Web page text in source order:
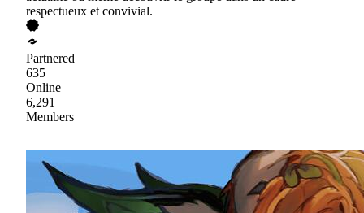
respectueux et convivial.
Partnered
635
Online
6,291
Members